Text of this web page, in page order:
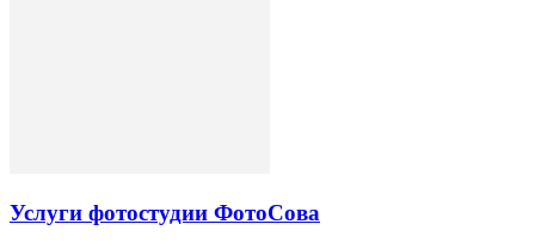
Услуги фотостудии ФотоСова